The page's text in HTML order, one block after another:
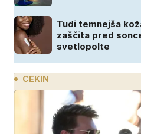
Tudi temnejša
zaščita pred
svetlopolte
CEKIN